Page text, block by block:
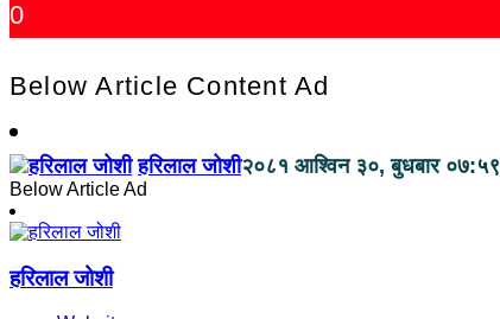
0
Below Article Content Ad
हरिलाल जोशी२०८१ आश्विन ३०, बुधबार ०७:५९
Below Article Ad
हरिलाल जोशी